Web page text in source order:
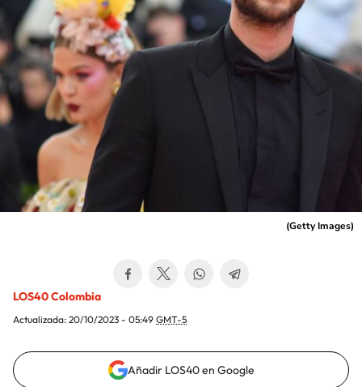
(Getty Images)
LOS40 Colombia
Actualizada: 20/10/2023 - 05:49 GMT-5
Añadir LOS40 en Google